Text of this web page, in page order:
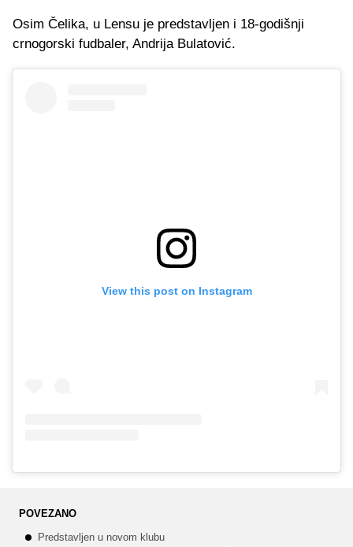
Osim Čelika, u Lensu je predstavljen i 18-godišnji
crnogorski fudbaler, Andrija Bulatović.
View this post on Instagram
POVEZANO
Predstavljen u novom klubu